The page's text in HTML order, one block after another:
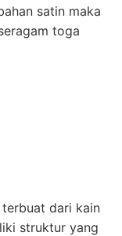
satin maka
toga
dari kain
struktur yang